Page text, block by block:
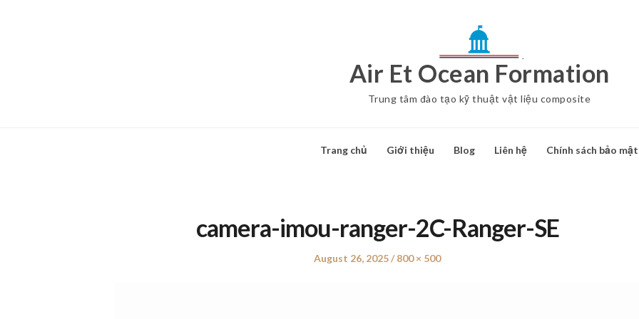
Air Et Ocean Formation
Trung tâm đào tạo kỹ thuật vật liệu composite
Trang chủ Giới thiệu Blog Liên hệ Chính sách bảo mật
camera-imou-ranger-2C-Ranger-SE
Posted
August 26, 2025
Full
800 × 500